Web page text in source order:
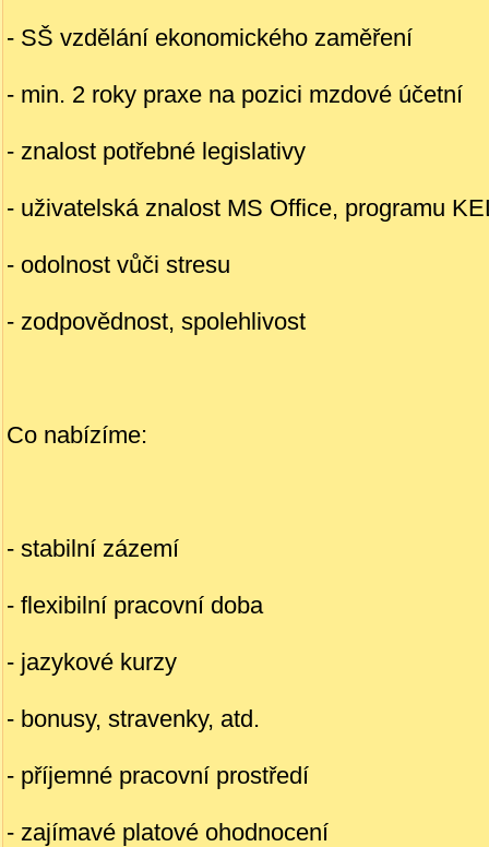
- SŠ vzdělání ekonomického zaměření
- min. 2 roky praxe na pozici mzdové účetní
- znalost potřebné legislativy
- uživatelská znalost MS Office, programu
- odolnost vůči stresu
- zodpovědnost, spolehlivost
Co nabízíme:
- stabilní zázemí
- flexibilní pracovní doba
- jazykové kurzy
- bonusy, stravenky, atd.
- příjemné pracovní prostředí
- zajímavé platové ohodnocení